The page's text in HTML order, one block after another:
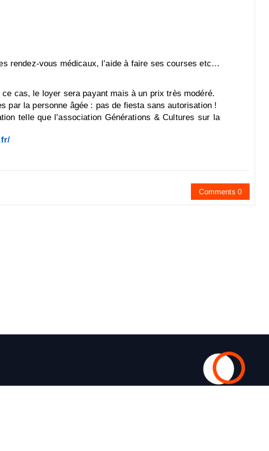
rendez-vous médicaux, l’aide à faire ses courses etc…
ce cas, le loyer sera payant mais à un prix très modéré.
par la personne âgée : pas de fiesta sans autorisation !
telle que l’association Générations & Cultures sur la
Comments 0